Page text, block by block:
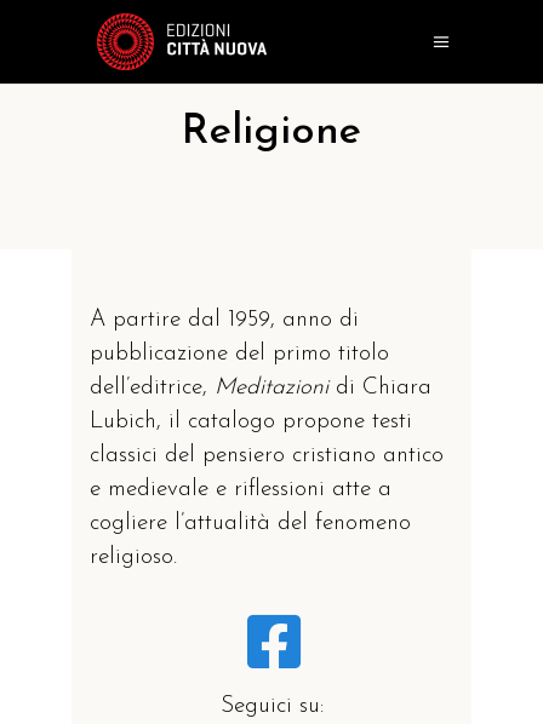
Religione
A partire dal 1959, anno di
pubblicazione del primo titolo
dell’editrice, Meditazioni di Chiara
Lubich, il catalogo propone testi
classici del pensiero cristiano antico
e medievale e riflessioni atte a
cogliere l’attualità del fenomeno
religioso.
Seguici su: